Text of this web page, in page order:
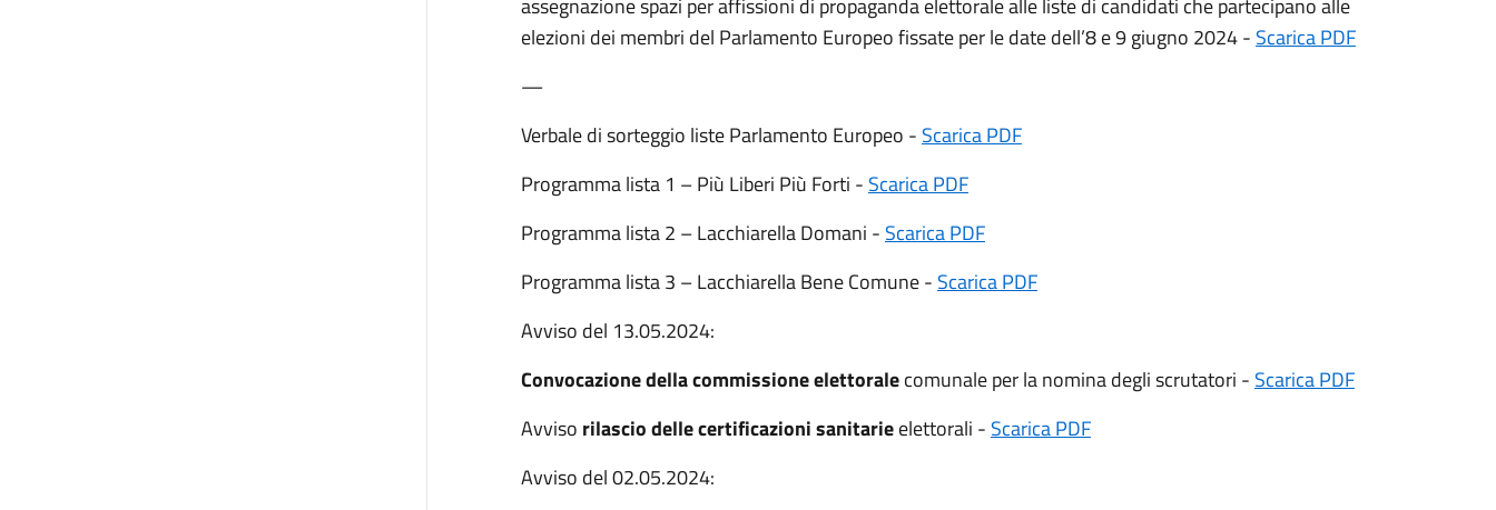
assegnazione spazi per affissioni di propaganda elettorale alle liste di candidati che partecipano alle
elezioni dei membri del Parlamento Europeo fissate per le date dell’8 e 9 giugno 2024 - Scarica PDF
—
Verbale di sorteggio liste Parlamento Europeo - Scarica PDF
Programma lista 1 – Più Liberi Più Forti - Scarica PDF
Programma lista 2 – Lacchiarella Domani - Scarica PDF
Programma lista 3 – Lacchiarella Bene Comune - Scarica PDF
Avviso del 13.05.2024:
Convocazione della commissione elettoralecomunale per la nomina degli scrutatori - Scarica PDF
Avviso rilascio delle certificazioni sanitarieelettorali - Scarica PDF
Avviso del 02.05.2024: